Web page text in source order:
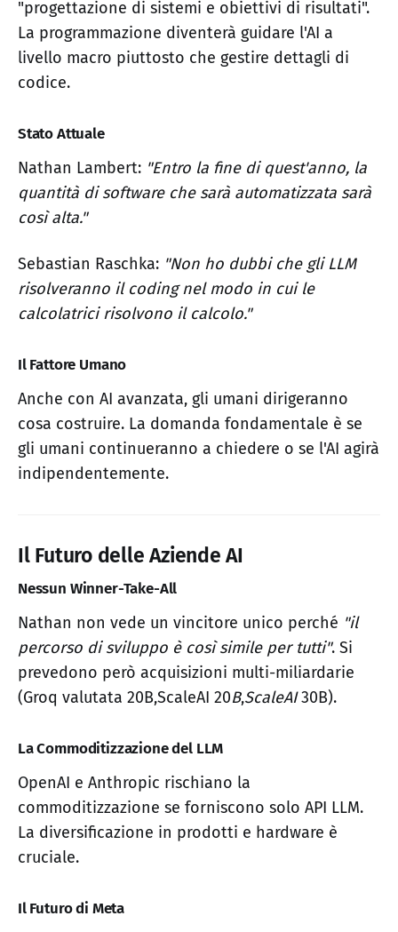
"progettazione di sistemi e obiettivi di risultati".
La programmazione diventerà guidare l'AI a
livello macro piuttosto che gestire dettagli di
codice.
Stato Attuale
Nathan Lambert: "Entro la fine di quest'anno, la
quantità di software che sarà automatizzata sarà
così alta."
Sebastian Raschka: "Non ho dubbi che gli LLM
risolveranno il coding nel modo in cui le
calcolatrici risolvono il calcolo."
Il Fattore Umano
Anche con AI avanzata, gli umani dirigeranno
cosa costruire. La domanda fondamentale è se
gli umani continueranno a chiedere o se l'AI agirà
indipendentemente.
Il Futuro delle Aziende AI
Nessun Winner-Take-All
Nathan non vede un vincitore unico perché "il
percorso di sviluppo è così simile per tutti". Si
prevedono però acquisizioni multi-miliardarie
(Groq valutata 20B,ScaleAI 20B,ScaleAI30B).
La Commoditizzazione del LLM
OpenAI e Anthropic rischiano la
commoditizzazione se forniscono solo API LLM.
La diversificazione in prodotti e hardware è
cruciale.
Il Futuro di Meta